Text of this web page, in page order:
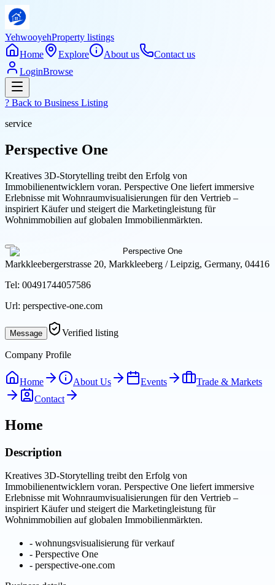
YehwooyehProperty listings
Home
Explore About us
Contact us
LoginBrowse
? Back to Business Listing
service
Perspective One
Kreatives 3D-Storytelling treibt den Erfolg von
Immobilienentwicklern voran. Perspective One liefert immersive
Erlebnisse mit Wohnraumvisualisierungen für den Vertrieb –
inspiriert Käufer und steigert die Marketingleistung für
Wohnimmobilien auf globalen Immobilienmärkten.
Markkleebergerstrasse 20, Markkleeberg / Leipzig, Germany, 04416
Tel: 00491744057586
Url: perspective-one.com
Message Verified listing
Company Profile
Home About Us Events
Trade & Markets
Contact
Home
Description
Kreatives 3D-Storytelling treibt den Erfolg von
Immobilienentwicklern voran. Perspective One liefert immersive
Erlebnisse mit Wohnraumvisualisierungen für den Vertrieb –
inspiriert Käufer und steigert die Marketingleistung für
Wohnimmobilien auf globalen Immobilienmärkten.
- wohnungsvisualisierung für verkauf
- Perspective One
- perspective-one.com